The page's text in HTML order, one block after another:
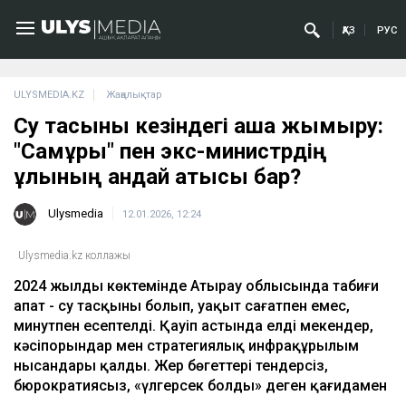
ҚАЗ РУС
ULYSMEDIA.KZ Жаңалықтар
Су тасқыны кезіндегі ақша жымқыру:
"Самұрық" пен экс-министрдің
ұлының қандай қатысы бар?
Ulysmedia 12.01.2026, 12:24
Ulysmedia.kz коллажы
2024 жылдың көктемінде Атырау облысында табиғи
апат - су тасқыны болып, уақыт сағатпен емес,
минутпен есептелді. Қауіп астында елді мекендер,
кәсіпорындар мен стратегиялық инфрақұрылым
нысандары қалды. Жер бөгеттері тендерсіз,
бюрократиясыз, «үлгерсек болды» деген қағидамен